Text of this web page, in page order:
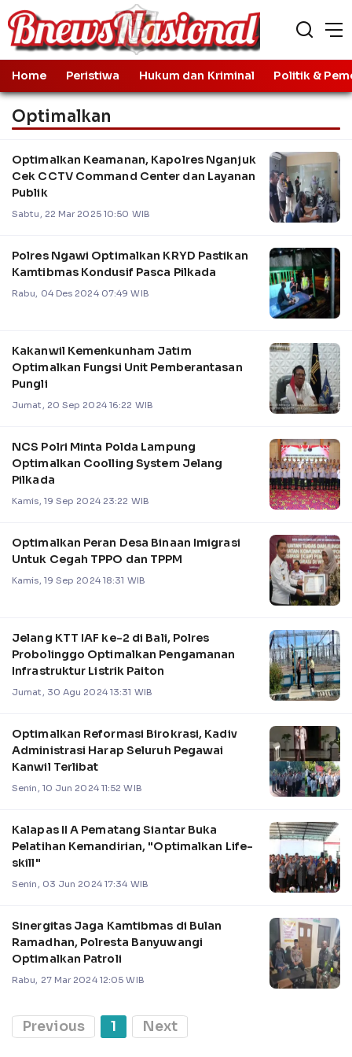
Home Peristiwa Hukum dan Kriminal Politik &
Optimalkan
Optimalkan Keamanan, Kapolres Nganjuk
Cek CCTV Command Center dan Layanan
Publik
Sabtu, 22 Mar 2025 10:50 WIB
Polres Ngawi Optimalkan KRYD Pastikan
Kamtibmas Kondusif Pasca Pilkada
Rabu, 04 Des 2024 07:49 WIB
Kakanwil Kemenkunham Jatim
Optimalkan Fungsi Unit Pemberantasan
Pungli
Jumat, 20 Sep 2024 16:22 WIB
NCS Polri Minta Polda Lampung
Optimalkan Coolling System Jelang
Pilkada
Kamis, 19 Sep 2024 23:22 WIB
Optimalkan Peran Desa Binaan Imigrasi
Untuk Cegah TPPO dan TPPM
Kamis, 19 Sep 2024 18:31 WIB
Jelang KTT IAF ke-2 di Bali, Polres
Probolinggo Optimalkan Pengamanan
Infrastruktur Listrik Paiton
Jumat, 30 Agu 2024 13:31 WIB
Optimalkan Reformasi Birokrasi, Kadiv
Administrasi Harap Seluruh Pegawai
Kanwil Terlibat
Senin, 10 Jun 2024 11:52 WIB
Kalapas II A Pematang Siantar Buka
Pelatihan Kemandirian, "Optimalkan Life-
skill"
Senin, 03 Jun 2024 17:34 WIB
Sinergitas Jaga Kamtibmas di Bulan
Ramadhan, Polresta Banyuwangi
Optimalkan Patroli
Rabu, 27 Mar 2024 12:05 WIB
Previous 1 Next